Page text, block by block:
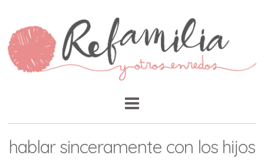
hablar sinceramente con los hijos